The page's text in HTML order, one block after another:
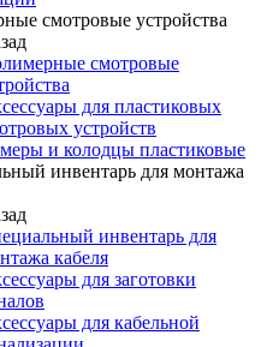
смотровые устройства
смотровые
для пластиковых
устройств
и колодцы пластиковые
инвентарь для монтажа
инвентарь для
кабеля
для заготовки
для кабельной